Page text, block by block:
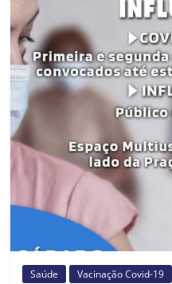
Prefeitura
Estância
Turística
Guaratinguetá
Saúde Vacinação Covid-19